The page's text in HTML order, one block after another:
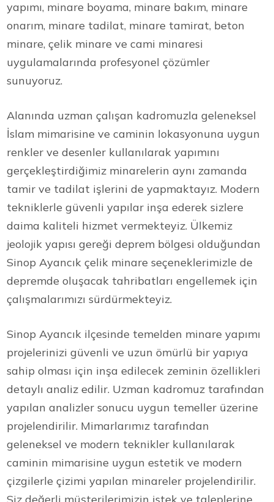
yapımı, minare boyama, minare bakım, minare
onarım, minare tadilat, minare tamirat, beton
minare, çelik minare ve cami minaresi
uygulamalarında profesyonel çözümler
sunuyoruz.
Alanında uzman çalışan kadromuzla geleneksel
İslam mimarisine ve caminin lokasyonuna uygun
renkler ve desenler kullanılarak yapımını
gerçekleştirdiğimiz minarelerin aynı zamanda
tamir ve tadilat işlerini de yapmaktayız. Modern
tekniklerle güvenli yapılar inşa ederek sizlere
daima kaliteli hizmet vermekteyiz. Ülkemiz
jeolojik yapısı gereği deprem bölgesi olduğundan
Sinop Ayancık çelik minare seçeneklerimizle de
depremde oluşacak tahribatları engellemek için
çalışmalarımızı sürdürmekteyiz.
Sinop Ayancık ilçesinde temelden minare yapımı
projelerinizi güvenli ve uzun ömürlü bir yapıya
sahip olması için inşa edilecek zeminin özellikleri
detaylı analiz edilir. Uzman kadromuz tarafından
yapılan analizler sonucu uygun temeller üzerine
projelendirilir. Mimarlarımız tarafından
geleneksel ve modern teknikler kullanılarak
caminin mimarisine uygun estetik ve modern
çizgilerle çizimi yapılan minareler projelendirilir.